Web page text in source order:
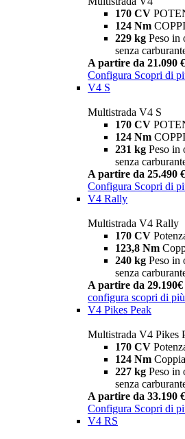
170 CV
124 Nm
229 kg Peso in
senza
A partire da 21.090 €
Configura Scopri di
V4 S
Multistrada V4 S
170 CV
124 Nm
231 kg Peso in
senza
A partire da 25.490 €
Configura Scopri di
V4 Rally
Multistrada V4 Rally
170 CV
123,8 Nm
240 kg Peso in
senza
A partire da 29.190€
configura scopri di più
V4 Pikes Peak
Multistrada V4 Pikes
170 CV
124 Nm Coppia
227 kg Peso in
senza
A partire da 33.190 €
Configura Scopri di
V4 RS